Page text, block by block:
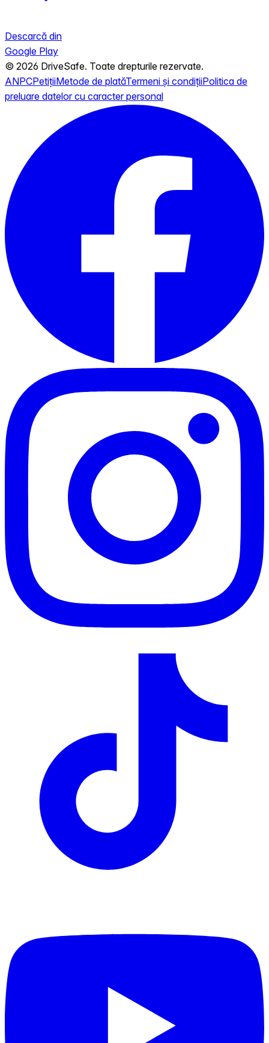
Descarcă din
Google Play
© 2026 DriveSafe. Toate drepturile rezervate.
ANPCPetițiiMetode de platăTermeni și condițiiPolitica de
preluare datelor cu caracter personal